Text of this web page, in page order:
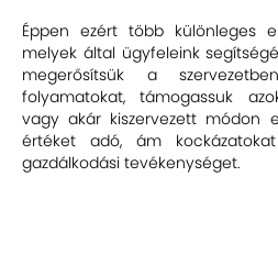
Éppen ezért több különleges
melyek által ügyfeleink
megerősítsük a
folyamatokat, támogassuk
vagy akár kiszervezett módon
értéket adó, ám
gazdálkodási tevékenységet.